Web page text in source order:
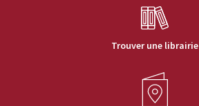
Trouver une librairie